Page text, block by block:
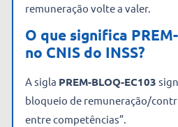
remuneração volte a valer.
O que significa
no CNIS do INSS?
A sigla PREM-BLOQ-EC103
bloqueio de remuneração/
entre competências”.